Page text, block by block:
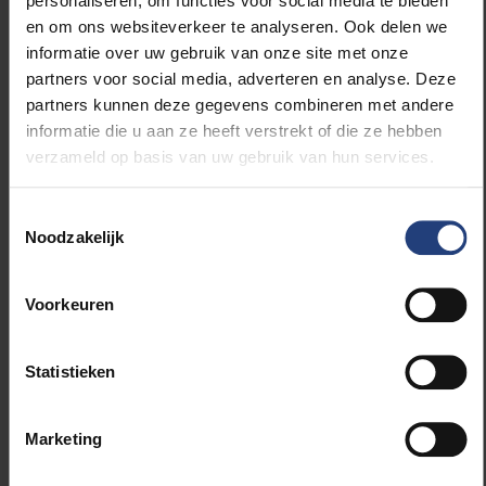
en om ons websiteverkeer te analyseren. Ook delen we
informatie over uw gebruik van onze site met onze
partners voor social media, adverteren en analyse. Deze
partners kunnen deze gegevens combineren met andere
informatie die u aan ze heeft verstrekt of die ze hebben
verzameld op basis van uw gebruik van hun services.
Noodzakelijk
Voorkeuren
Statistieken
Marketing
een lekker en duurzaam alternatief voor het eeuwige
jupke of glaasje witroodrosé. Noteer ook maar dat
het geen exclusief mannelijk clubje is, de laatste drie
voorzitters waren van vrouwelijke kunne.
De dag van het bier is er niet enkel voor studenten
hoor: ook proffen, assistenten en administratief
de conclusie! Eén enkele voetnoot nog: de vereniging
heeft sinds jaar en dag nood aan een opslagplaats,
Studentenraad.